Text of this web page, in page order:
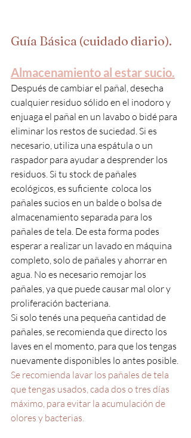
Guía Básica (cuidado diario).
Almacenamiento al estar sucio.
Después de cambiar el pañal, desecha
cualquier residuo sólido en el inodoro y
enjuaga el pañal en un lavabo o bidé para
eliminar los restos de suciedad. Si es
necesario, utiliza una espátula o un
raspador para ayudar a desprender los
residuos. Si tu stock de pañales
ecológicos, es suficiente  coloca los
pañales sucios en un balde o bolsa de
almacenamiento separada para los
pañales de tela. De esta forma podes
esperar a realizar un lavado en máquina
completo, solo de pañales y ahorrar en
agua. No es necesario remojar los
pañales, ya que puede causar mal olor y
proliferación bacteriana.
Si solo tenés una pequeña cantidad de
pañales, se recomienda que directo los
laves en el momento, para que los tengas
nuevamente disponibles lo antes posible.
Se recomienda lavar los pañales de tela
que tengas usados, cada dos o tres días
máximo, para evitar la acumulación de
olores y bacterias.